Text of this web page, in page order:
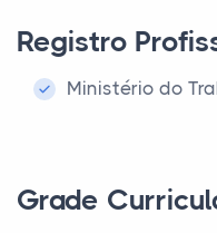
Registro
Ministério do
Grade